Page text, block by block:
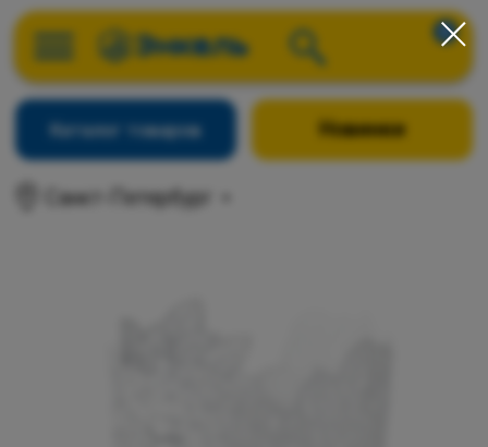
Каталог товаров Новинки
Санкт-Петербург